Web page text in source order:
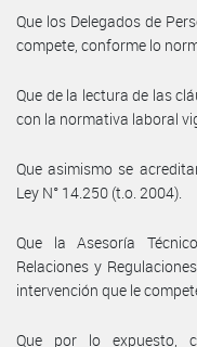
Que los Delegados de
compete, conforme lo
Que de la lectura de las
con la normativa laboral
Que asimismo se
Ley N° 14.250 (t.o. 2004).
Que la Asesoría
Relaciones y
intervención que le
Que por lo expuesto,